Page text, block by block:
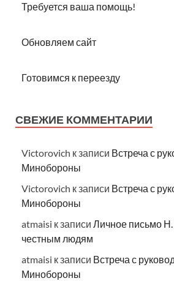
Требуется ваша помощь!
Обновляем сайт
Готовимся к переезду
СВЕЖИЕ КОММЕНТАРИИ
Victorovich к записи Встреча с
Минобороны
Victorovich к записи Встреча с
Минобороны
atmaisi к записи Личное письмо
честным людям
atmaisi к записи Встреча с
Минобороны